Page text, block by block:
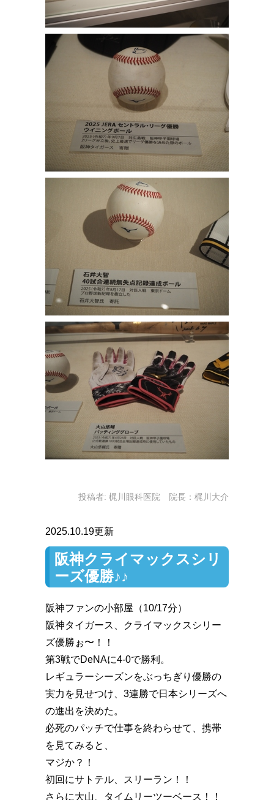
投稿者: 梶川眼科医院 院長：梶川大介
2025.10.19更新
阪神クライマックスシリ
ーズ優勝♪♪
阪神ファンの小部屋（10/17分）
阪神タイガース、クライマックスシリー
ズ優勝ぉ〜！！
第3戦でDeNAに4-0で勝利。
レギュラーシーズンをぶっちぎり優勝の
実力を見せつけ、3連勝で日本シリーズへ
の進出を決めた。
必死のパッチで仕事を終わらせて、携帯
を見てみると、
マジか？！
初回にサトテル、スリーラン！！
さらに大山、タイムリーツーベース！！